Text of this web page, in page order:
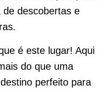
descobertas e
é este lugar! Aqui
do que uma
perfeito para